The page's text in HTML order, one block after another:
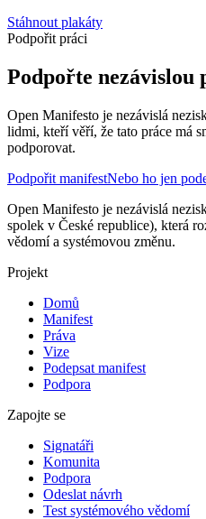
Stáhnout plakáty
Podpořit práci
Podpořte nezávislou
Open Manifesto je nezávislá
lidmi, kteří věří, že tato práce má
podporovat.
Podpořit manifestNebo ho jen
Open Manifesto je nezávislá
spolek v České republice), která
vědomí a systémovou změnu.
Projekt
Domů
Manifest
Práva
Vize
Podepsat manifest
Podpora
Zapojte se
Signatáři
Komunita
Podpora
Odeslat návrh
Test systémového vědomí